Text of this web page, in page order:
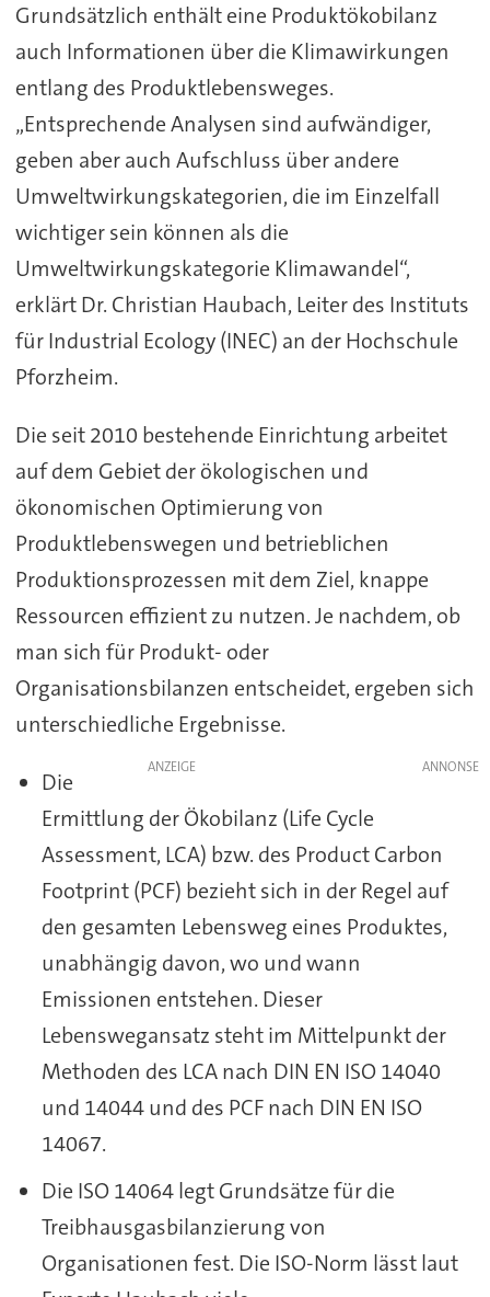
Grundsätzlich enthält eine Produktökobilanz
auch Informationen über die Klimawirkungen
entlang des Produktlebensweges.
„Entsprechende Analysen sind aufwändiger,
geben aber auch Aufschluss über andere
Umweltwirkungskategorien, die im Einzelfall
wichtiger sein können als die
Umweltwirkungskategorie Klimawandel“,
erklärt Dr. Christian Haubach, Leiter des Instituts
für Industrial Ecology (INEC) an der Hochschule
Pforzheim.
Die seit 2010 bestehende Einrichtung arbeitet
auf dem Gebiet der ökologischen und
ökonomischen Optimierung von
Produktlebenswegen und betrieblichen
Produktionsprozessen mit dem Ziel, knappe
Ressourcen effizient zu nutzen. Je nachdem, ob
man sich für Produkt- oder
Organisationsbilanzen entscheidet, ergeben sich
unterschiedliche Ergebnisse.
ANZEIGE
Die
Ermittlung der Ökobilanz (Life Cycle
Assessment, LCA) bzw. des Product Carbon
Footprint (PCF) bezieht sich in der Regel auf
den gesamten Lebensweg eines Produktes,
unabhängig davon, wo und wann
Emissionen entstehen. Dieser
Lebenswegansatz steht im Mittelpunkt der
Methoden des LCA nach DIN EN ISO 14040
und 14044 und des PCF nach DIN EN ISO
14067.
Die ISO 14064 legt Grundsätze für die
Treibhausgasbilanzierung von
Organisationen fest. Die ISO-Norm lässt laut